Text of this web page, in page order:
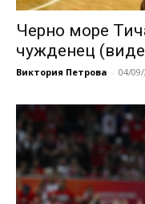
Черно море
чужденец
Виктория Петрова - 04/